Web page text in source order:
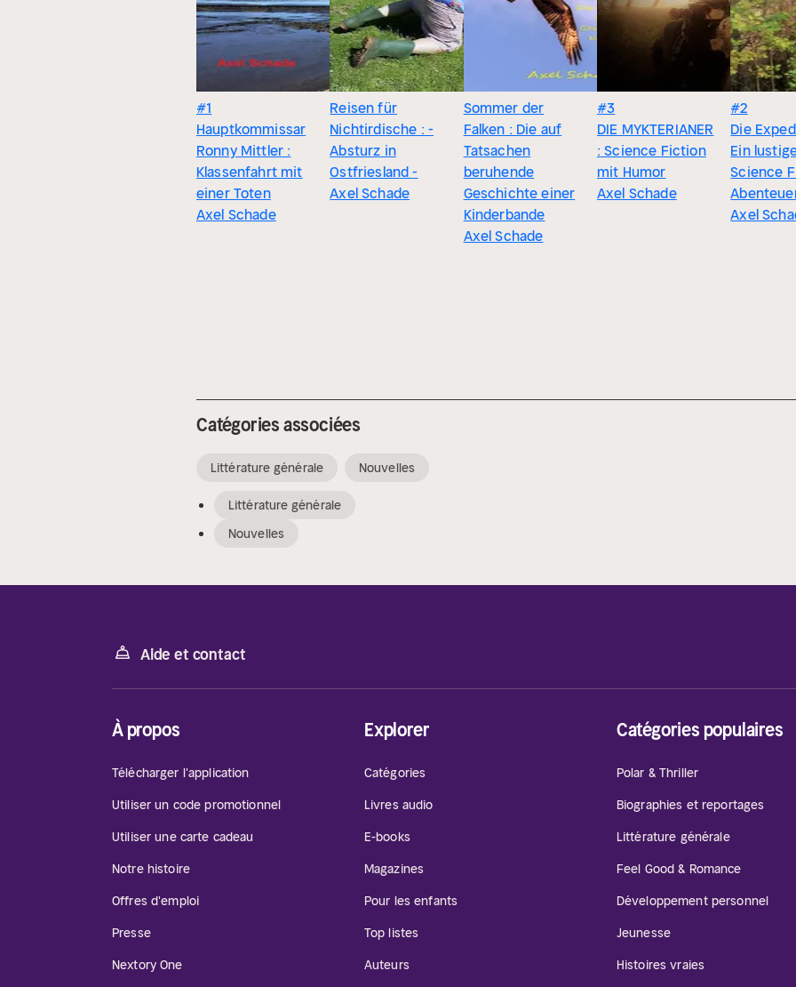
#1
Hauptkommissar
Ronny Mittler :
Klassenfahrt mit
einer Toten
Axel Schade
Reisen für
Nichtirdische : -
Absturz in
Ostfriesland -
Axel Schade
Sommer der
Falken : Die auf
Tatsachen
beruhende
Geschichte einer
Kinderbande
Axel Schade
#3
DIE MYKTERIANER
: Science Fiction
mit Humor
Axel Schade
#2
Die
Ein
Science
Axel
Catégories associées
Littérature générale Nouvelles
Littérature générale
Nouvelles
Aide et contact
À propos
Télécharger l'application
Utiliser un code promotionnel
Utiliser une carte cadeau
Notre histoire
Offres d'emploi
Presse
Nextory One
Explorer
Catégories
Livres audio
E-books
Magazines
Pour les enfants
Top listes
Auteurs
Catégories populaires
Polar & Thriller
Biographies et reportages
Littérature générale
Feel Good & Romance
Développement personnel
Jeunesse
Histoires vraies